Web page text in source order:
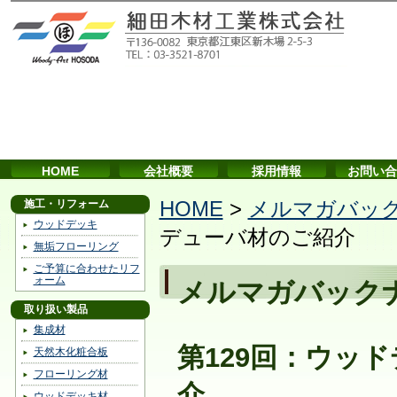
HOME 会社概要 採用情報 お問い
施工・リフォーム
ウッドデッキ
無垢フローリング
ご予算に合わせたリフ
ォーム
取り扱い製品
集成材
天然木化粧合板
フローリング材
HOME > メルマガバッ
デューバ材のご紹介
メルマガバック
第129回：ウッ